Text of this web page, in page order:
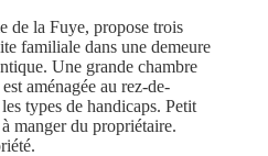
de la Fuye, propose trois
familiale dans une demeure
Une grande chambre
aménagée au rez-de-
types de handicaps. Petit
manger du propriétaire.